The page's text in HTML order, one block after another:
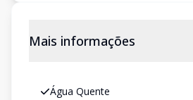
Mais informações
Água Quente